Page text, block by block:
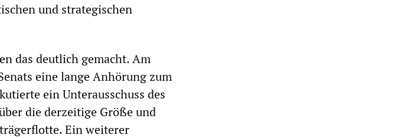
und strategischen
das deutlich gemacht. Am
eine lange Anhörung zum
ein Unterausschuss des
die derzeitige Größe und
Ein weiterer